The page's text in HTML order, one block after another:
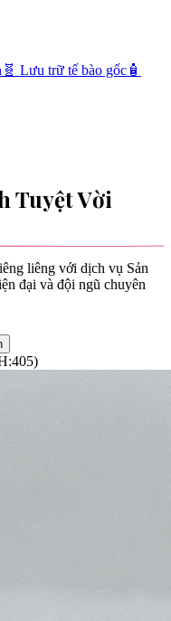
🧬 Lưu trữ tế bào gốc 🧴
Tuyệt Vời
liêng với dịch vụ Sản
đại và đội ngũ chuyên